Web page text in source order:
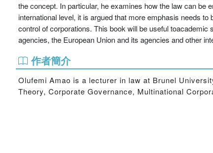
the concept. In particular, he examines how the law can be
international level, it is argued that more emphasis needs
control of corporations. This book will be useful
agencies, the European Union and its agencies and other
作者簡介
Olufemi Amao is a lecturer in law at Brunel
Theory, Corporate Governance, Multinational